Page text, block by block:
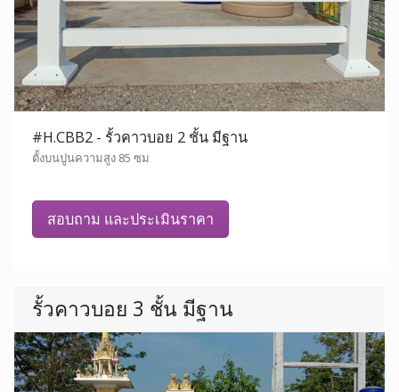
#H.CBB2 - รั้วคาวบอย 2 ชั้น มีฐาน
ตั้งบนปูนความสูง 85 ซม
สอบถาม และประเมินราคา
รั้วคาวบอย 3 ชั้น มีฐาน